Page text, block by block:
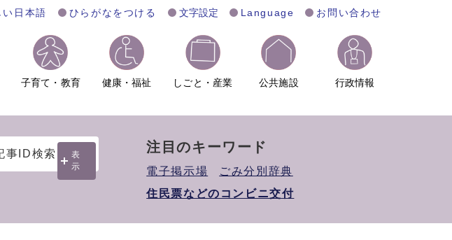
い日本語 ひらがなをつける 文字設定 Language お問い合わせ
子育て・教育 健康・福祉 しごと・産業 公共施設 行政情報
事ID検索
表
示
注目のキーワード
電子掲示場
ごみ分別辞典
住民票などのコンビニ交付